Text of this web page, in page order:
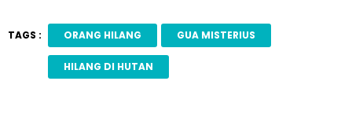
TAGS : ORANG HILANG GUA MISTERIUS
HILANG DI HUTAN